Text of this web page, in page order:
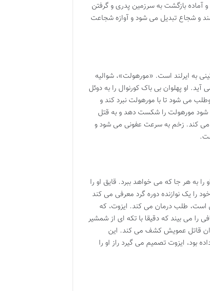
آماده بازگشت به سرزمین پدری و گرفتن
و شجاع تبدیل می شود و آوازه شجاعت
به ایرلند است. «مورهولت»، شوالیه
آید. او پهلوان بی باک کورنوال را به دوئل
می شود تا با مورهولت نبرد کند و
شود مورهولت را شکست دهد و به قتل
می کند. زخم به سرعت عفونی می شود و
را به هر جا که می خواهد ببرد. قایق او را
را یک نوازنده دوره گرد معرفی می کند
است، طلب درمان می کند. ایزوت، که
را می بیند که دقیقا با تکه ای از شمشیر
قاتل عمویش کشف می کند. این
بود، ایزوت تصمیم می گیرد راز او را